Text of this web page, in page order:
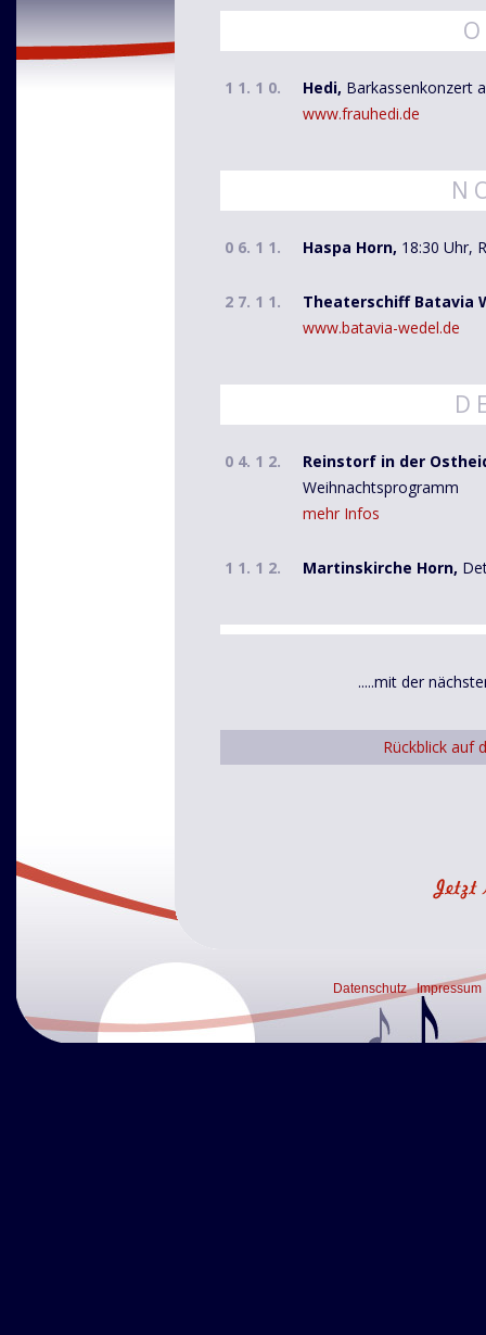
O
1 1. 1 0. Hedi, Barkassenkonzert
www.frauhedi.de
N
0 6. 1 1. Haspa Horn, 18:30 Uhr,
2 7. 1 1.
Theaterschiff Batavia
www.batavia-wedel.de
D
0 4. 1 2.
Reinstorf in der
Weihnachtsprogramm
mehr Infos
1 1. 1 2. Martinskirche Horn,
.....mit der
Rückblick auf
Datenschutz Impressum